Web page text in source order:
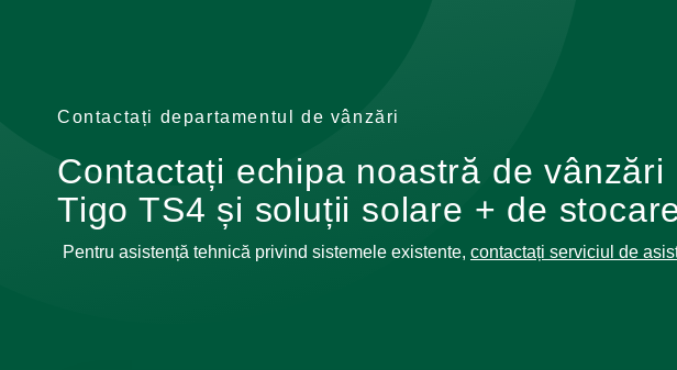
Contactați departamentul de vânzări
Contactați echipa noastră de
Tigo TS4 și soluții solare + de
Pentru asistență tehnică privind sistemele existente, contactați serviciul de